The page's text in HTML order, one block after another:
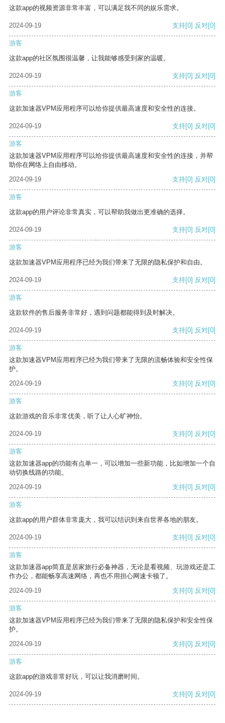
这款app的视频资源非常丰富，可以满足我不同的娱乐需求。
2024-09-19 支持[0] 反对[0]
游客
这款app的社区氛围很温馨，让我能够感受到家的温暖。
2024-09-19 支持[0] 反对[0]
游客
这款加速器VPM应用程序可以给你提供最高速度和安全性的连接。
2024-09-19 支持[0] 反对[0]
游客
这款加速器VPM应用程序可以给你提供最高速度和安全性的连接，并帮
助你在网络上自由移动。
2024-09-19
支持[0] 反对[0]
游客
这款app的用户评论非常真实，可以帮助我做出更准确的选择。
2024-09-19 支持[0] 反对[0]
游客
这款加速器VPM应用程序已经为我们带来了无限的隐私保护和自由。
2024-09-19 支持[0] 反对[0]
游客
这款软件的售后服务非常好，遇到问题都能得到及时解决。
2024-09-19 支持[0] 反对[0]
游客
这款加速器VPM应用程序已经为我们带来了无限的流畅体验和安全性保
护。
2024-09-19
支持[0] 反对[0]
游客
这款游戏的音乐非常优美，听了让人心旷神怡。
2024-09-19 支持[0] 反对[0]
游客
这款加速器app的功能有点单一，可以增加一些新功能，比如增加一个自
动切换线路的功能。
2024-09-19
支持[0] 反对[0]
游客
这款app的用户群体非常庞大，我可以结识到来自世界各地的朋友。
2024-09-19 支持[0] 反对[0]
游客
这款加速器app简直是居家旅行必备神器，无论是看视频、玩游戏还是工
作办公，都能畅享高速网络，再也不用担心网速卡顿了。
2024-09-19
支持[0] 反对[0]
游客
这款加速器VPM应用程序已经为我们带来了无限的隐私保护和安全性保
护。
2024-09-19
支持[0] 反对[0]
游客
这款app的游戏非常好玩，可以让我消磨时间。
2024-09-19 支持[0] 反对[0]